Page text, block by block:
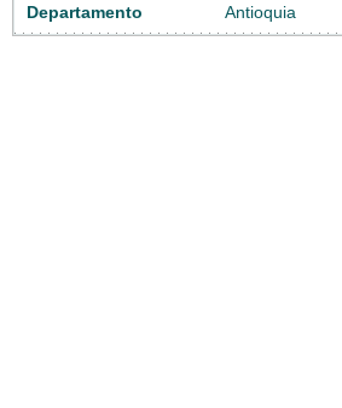
Departamento Antioquia